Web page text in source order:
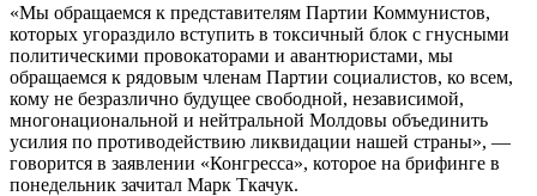
«Мы обращаемся к представителям Партии Коммунистов,
которых угораздило вступить в токсичный блок с гнусными
политическими провокаторами и авантюристами, мы
обращаемся к рядовым членам Партии социалистов, ко всем,
кому не безразлично будущее свободной, независимой,
многонациональной и нейтральной Молдовы объединить
усилия по противодействию ликвидации нашей страны», —
говорится в заявлении «Конгресса», которое на брифинге в
понедельник зачитал Марк Ткачук.